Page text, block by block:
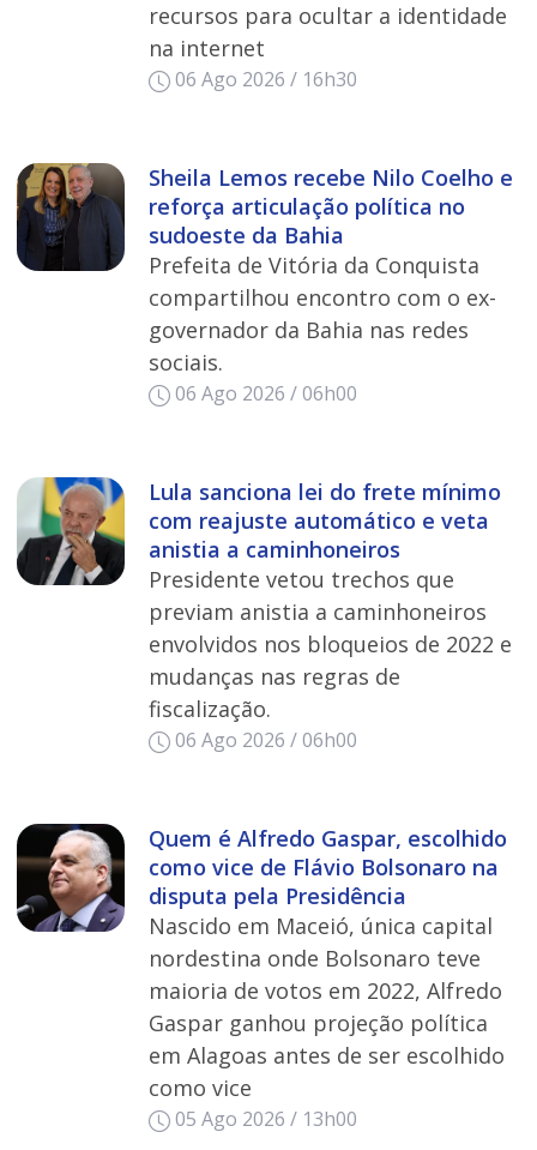
recursos para ocultar a identidade
na internet
06 Ago 2026 / 16h30
Sheila Lemos recebe Nilo Coelho e
reforça articulação política no
sudoeste da Bahia
Prefeita de Vitória da Conquista
compartilhou encontro com o ex-
governador da Bahia nas redes
sociais.
06 Ago 2026 / 06h00
Lula sanciona lei do frete mínimo
com reajuste automático e veta
anistia a caminhoneiros
Presidente vetou trechos que
previam anistia a caminhoneiros
envolvidos nos bloqueios de 2022 e
mudanças nas regras de
fiscalização.
06 Ago 2026 / 06h00
Quem é Alfredo Gaspar, escolhido
como vice de Flávio Bolsonaro na
disputa pela Presidência
Nascido em Maceió, única capital
nordestina onde Bolsonaro teve
maioria de votos em 2022, Alfredo
Gaspar ganhou projeção política
em Alagoas antes de ser escolhido
como vice
05 Ago 2026 / 13h00